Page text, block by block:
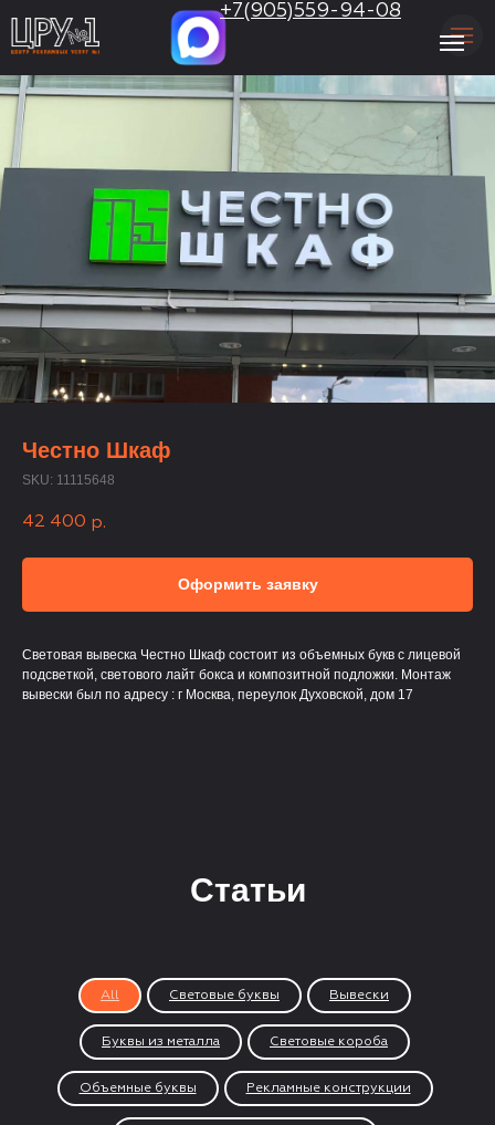
+7(905)559-94-08
Честно Шкаф
SKU: 11115648
42 400 р.
Оформить заявку
Световая вывеска Честно Шкаф состоит из объемных букв с лицевой
подсветкой, светового лайт бокса и композитной подложки. Монтаж
вывески был по адресу : г Москва, переулок Духовской, дом 17
Статьи
All Световые буквы Вывески
Буквы из металла Световые короба
Объемные буквы Рекламные конструкции